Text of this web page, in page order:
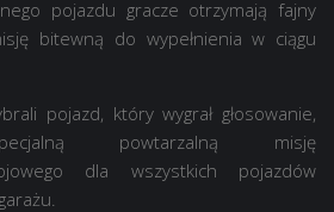
pojazdu gracze otrzymają fajny
bitewną do wypełnienia w ciągu
pojazd, który wygrał głosowanie,
powtarzalną misję
dla wszystkich pojazdów